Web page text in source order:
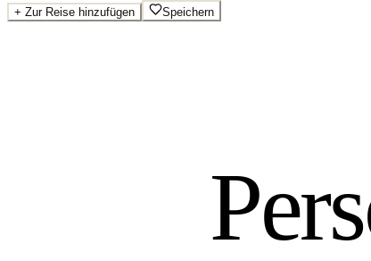
+ Zur Reise hinzufügen Speichern